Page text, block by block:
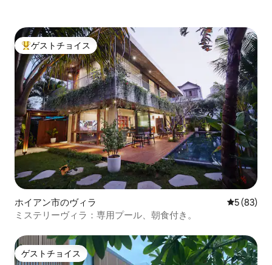
大好評のゲストチョイスです。
ゲストチョイス
ホイアン市のヴィラ レビュー
5 (83)
ミステリーヴィラ：専用プール、朝食付き。
ゲストチョイス
ゲストチョイス